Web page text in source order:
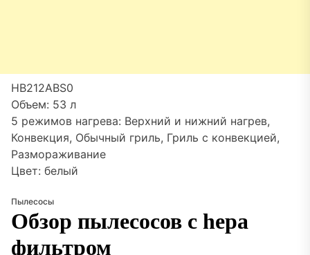
HB212ABS0
Объем: 53 л
5 режимов нагрева: Верхний и нижний нагрев,
Конвекция, Обычный гриль, Гриль с конвекцией,
Размораживание
Цвет: белый
Пылесосы
Обзор пылесосов с hepa
фильтром